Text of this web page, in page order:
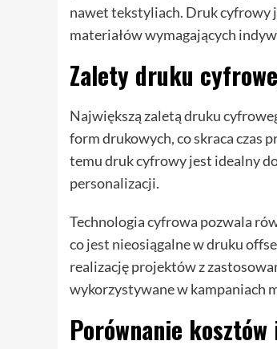
nawet tekstyliach. Druk cyfrowy
materiałów wymagających
Zalety druku
Największą zaletą druku
form drukowych, co skraca czas
temu druk cyfrowy jest idealny
personalizacji.
Technologia cyfrowa pozwala
co jest nieosiągalne w druku
realizację projektów z
wykorzystywane w kampaniach
Porównanie